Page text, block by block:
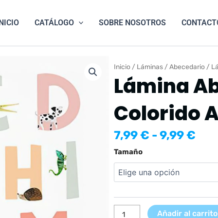
CATÁLOGO SOBRE NOSOTROS
Inicio / Láminas /Abecedario /
Lámina
Colorido
7,99€ -9,99€
Tamaño
Lámina
Abecedario
Colorido
cantidad
Añadir al carrito